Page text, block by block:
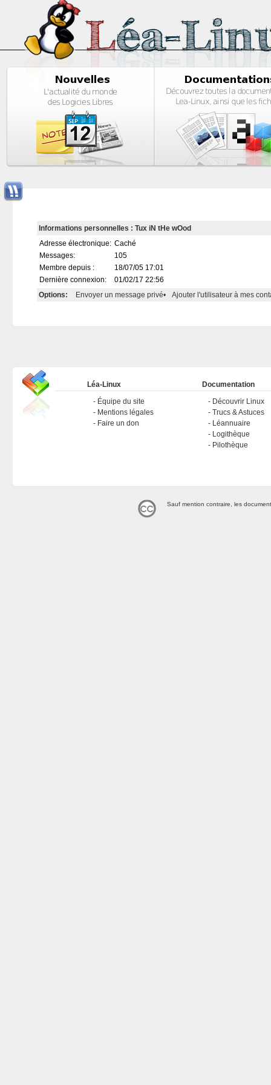
Informations personnelles : Tux iN tHe wOod
Adresse électronique: Caché
Messages:
105
Membre depuis :
18/07/05 17:01
Dernière connexion:
01/02/17 22:56
Options:
Envoyer un message privé• Ajouter l'utilisateur à mes
Léa-Linux
Équipe du site
Mentions légales
Faire un don
Documentation
Découvrir Linux
Trucs & Astuces
Léannuaire
Logithèque
Pilothèque
Sauf mention contraire, les